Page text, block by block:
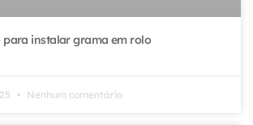
para instalar grama em rolo
Nenhum comentário